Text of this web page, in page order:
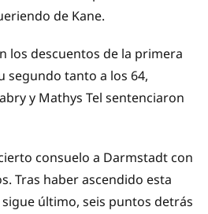
de Kane.
los descuentos de la primera
segundo tanto a los 64,
y Mathys Tel sentenciaron
consuelo a Darmstadt con
Tras haber ascendido esta
último, seis puntos detrás